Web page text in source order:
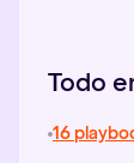
Todo
16